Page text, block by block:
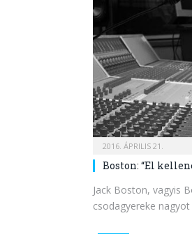
2016. ÁPRILIS 21.
Boston: “El
Jack Boston, vagyis
csodagyereke